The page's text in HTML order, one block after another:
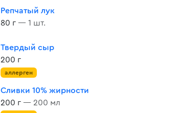
Репчатый лук
80 г — 1 шт.
Твердый сыр
200 г
аллерген
Сливки 10% жирности
200 г — 200 мл